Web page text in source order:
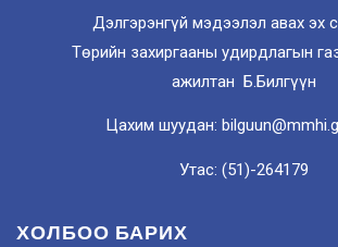
Дэлгэрэнгүй мэдээлэл авах эх
Төрийн захиргааны удирдлагын
ажилтан Б.Билгүүн
Цахим шуудан:
Утас: (51)-264179
ХОЛБОО БАРИХ